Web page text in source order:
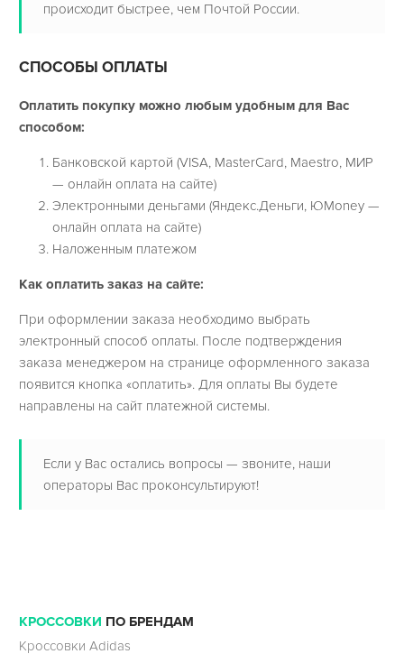
происходит быстрее, чем Почтой России.
СПОСОБЫ ОПЛАТЫ
Оплатить покупку можно любым удобным для Вас
способом:
Банковской картой (VISA, MasterCard, Maestro, МИР
— онлайн оплата на сайте)
Электронными деньгами (Яндекс.Деньги, ЮMoney —
онлайн оплата на сайте)
Наложенным платежом
Как оплатить заказ на сайте:
При оформлении заказа необходимо выбрать
электронный способ оплаты. После подтверждения
заказа менеджером на странице оформленного заказа
появится кнопка «оплатить». Для оплаты Вы будете
направлены на сайт платежной системы.
Если у Вас остались вопросы — звоните, наши
операторы Вас проконсультируют!
КРОССОВКИ ПО БРЕНДАМ
Кроссовки Adidas